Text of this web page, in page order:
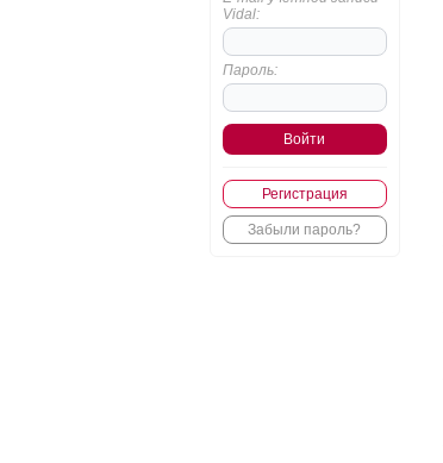
Vidal:
Пароль:
Регистрация
Забыли пароль?